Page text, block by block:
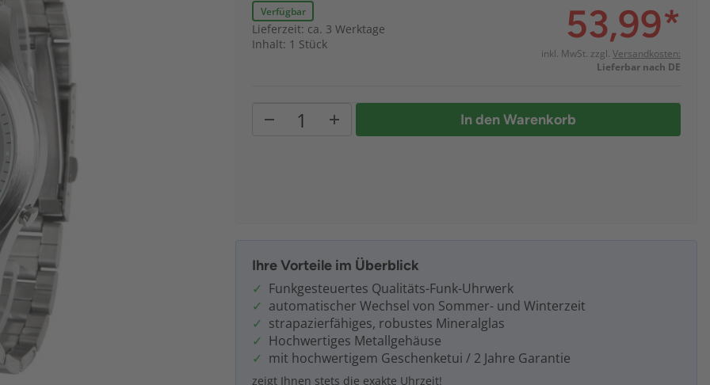
Verfügbar
Lieferzeit: ca. 3 Werktage
Inhalt: 1 Stück
53,99*
inkl. MwSt. zzgl. Versandkosten:
Lieferbar nach DE
In den Warenkorb
Ihre Vorteile im Überblick
Funkgesteuertes Qualitäts-Funk-Uhrwerk
automatischer Wechsel von Sommer- und Winterzeit
strapazierfähiges, robustes Mineralglas
Hochwertiges Metallgehäuse
mit hochwertigem Geschenketui / 2 Jahre Garantie
zeigt Ihnen stets die exakte Uhrzeit!